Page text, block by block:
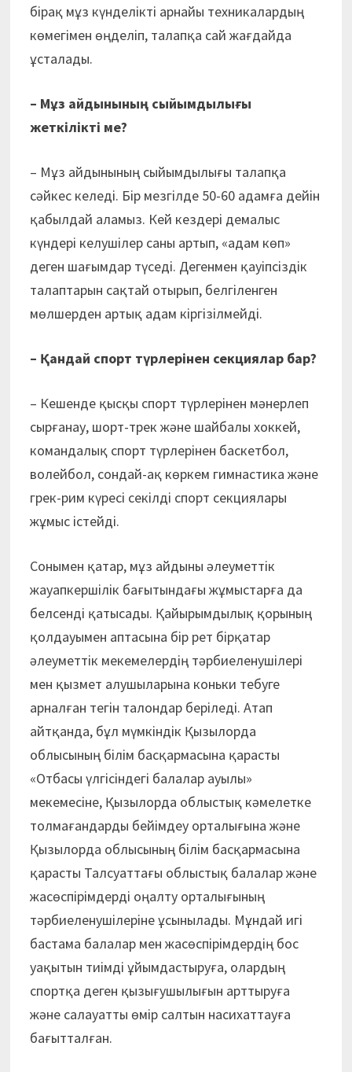
бірақ мұз күнделікті арнайы техникалардың
көмегімен өңделіп, талапқа сай жағдайда
ұсталады.
– Мұз айдынының сыйымдылығы
жеткілікті ме?
– Мұз айдынының сыйымдылығы талапқа
сәйкес келеді. Бір мезгілде 50-60 адамға дейін
қабылдай аламыз. Кей кездері демалыс
күндері келушілер саны артып, «адам көп»
деген шағымдар түседі. Дегенмен қауіпсіздік
талаптарын сақтай отырып, белгіленген
мөлшерден артық адам кіргізілмейді.
– Қандай спорт түрлерінен секциялар бар?
– Кешенде қысқы спорт түрлерінен мәнерлеп
сырғанау, шорт-трек және шайбалы хоккей,
командалық спорт түрлерінен баскетбол,
волейбол, сондай-ақ көркем гимнастика және
грек-рим күресі секілді спорт секциялары
жұмыс істейді.
Сонымен қатар, мұз айдыны әлеуметтік
жауапкершілік бағытындағы жұмыстарға да
белсенді қатысады. Қайырымдылық қорының
қолдауымен аптасына бір рет бірқатар
әлеуметтік мекемелердің тәрбиеленушілері
мен қызмет алушыларына коньки тебуге
арналған тегін талондар беріледі. Атап
айтқанда, бұл мүмкіндік Қызылорда
облысының білім басқармасына қарасты
«Отбасы үлгісіндегі балалар ауылы»
мекемесіне, Қызылорда облыстық кәмелетке
толмағандарды бейімдеу орталығына және
Қызылорда облысының білім басқармасына
қарасты Талсуаттағы облыстық балалар және
жасөспірімдерді оңалту орталығының
тәрбиеленушілеріне ұсынылады. Мұндай игі
бастама балалар мен жасөспірімдердің бос
уақытын тиімді ұйымдастыруға, олардың
спортқа деген қызығушылығын арттыруға
және салауатты өмір салтын насихаттауға
бағытталған.